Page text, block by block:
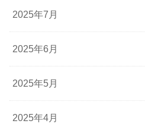
2025年7月
2025年6月
2025年5月
2025年4月